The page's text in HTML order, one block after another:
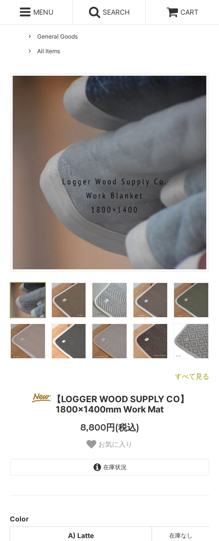
MENU SEARCH CART
General Goods
All Items
すべて見る
【LOGGER WOOD SUPPLY CO】
1800×1400mm Work Mat
8,800円(税込)
お気に入り
在庫状況
Color
A) Latte
在庫なし